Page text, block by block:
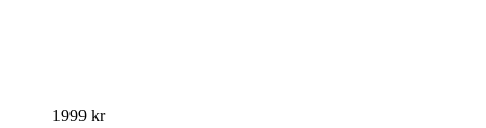
1999 kr